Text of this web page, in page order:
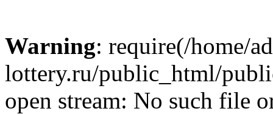
Warning: require(/home/
lottery.ru/public_html/
open stream: No such file